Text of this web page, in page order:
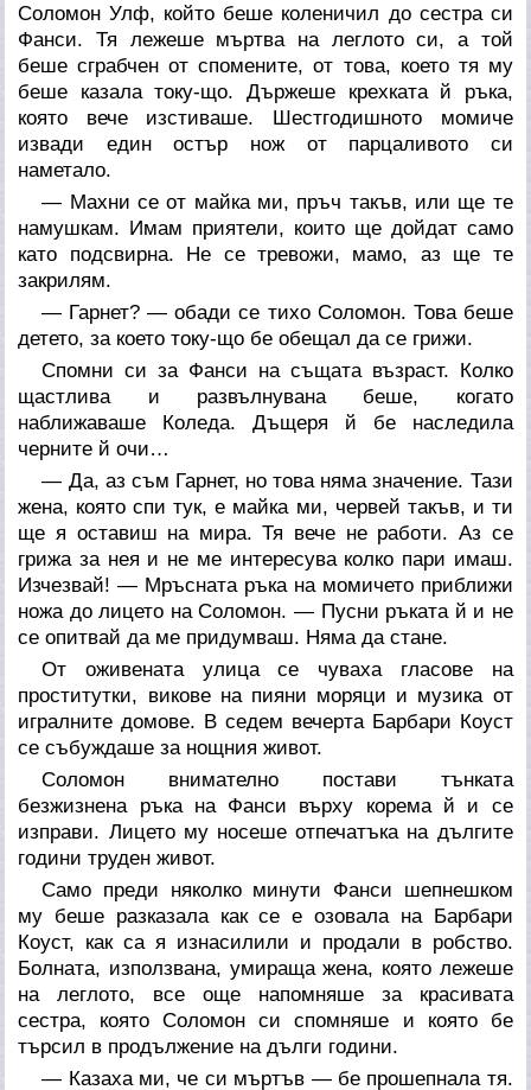
Соломон Улф, който беше коленичил до сестра си
Фанси. Тя лежеше мъртва на леглото си, а той
беше сграбчен от спомените, от това, което тя му
беше казала току-що. Държеше крехката й ръка,
която вече изстиваше. Шестгодишното момиче
извади един остър нож от парцаливото си
наметало.
— Махни се от майка ми, пръч такъв, или ще те
намушкам. Имам приятели, които ще дойдат само
като подсвирна. Не се тревожи, мамо, аз ще те
закрилям.
— Гарнет? — обади се тихо Соломон. Това беше
детето, за което току-що бе обещал да се грижи.
Спомни си за Фанси на същата възраст. Колко
щастлива и развълнувана беше, когато
наближаваше Коледа. Дъщеря й бе наследила
черните й очи…
— Да, аз съм Гарнет, но това няма значение. Тази
жена, която спи тук, е майка ми, червей такъв, и ти
ще я оставиш на мира. Тя вече не работи. Аз се
грижа за нея и не ме интересува колко пари имаш.
Изчезвай! — Мръсната ръка на момичето приближи
ножа до лицето на Соломон. — Пусни ръката й и не
се опитвай да ме придумваш. Няма да стане.
От оживената улица се чуваха гласове на
проститутки, викове на пияни моряци и музика от
игралните домове. В седем вечерта Барбари Коуст
се събуждаше за нощния живот.
Соломон внимателно постави тънката
безжизнена ръка на Фанси върху корема й и се
изправи. Лицето му носеше отпечатъка на дългите
години труден живот.
Само преди няколко минути Фанси шепнешком
му беше разказала как се е озовала на Барбари
Коуст, как са я изнасилили и продали в робство.
Болната, използвана, умираща жена, която лежеше
на леглото, все още напомняше за красивата
сестра, която Соломон си спомняше и която бе
търсил в продължение на дълги години.
— Казаха ми, че си мъртъв — бе прошепнала тя.